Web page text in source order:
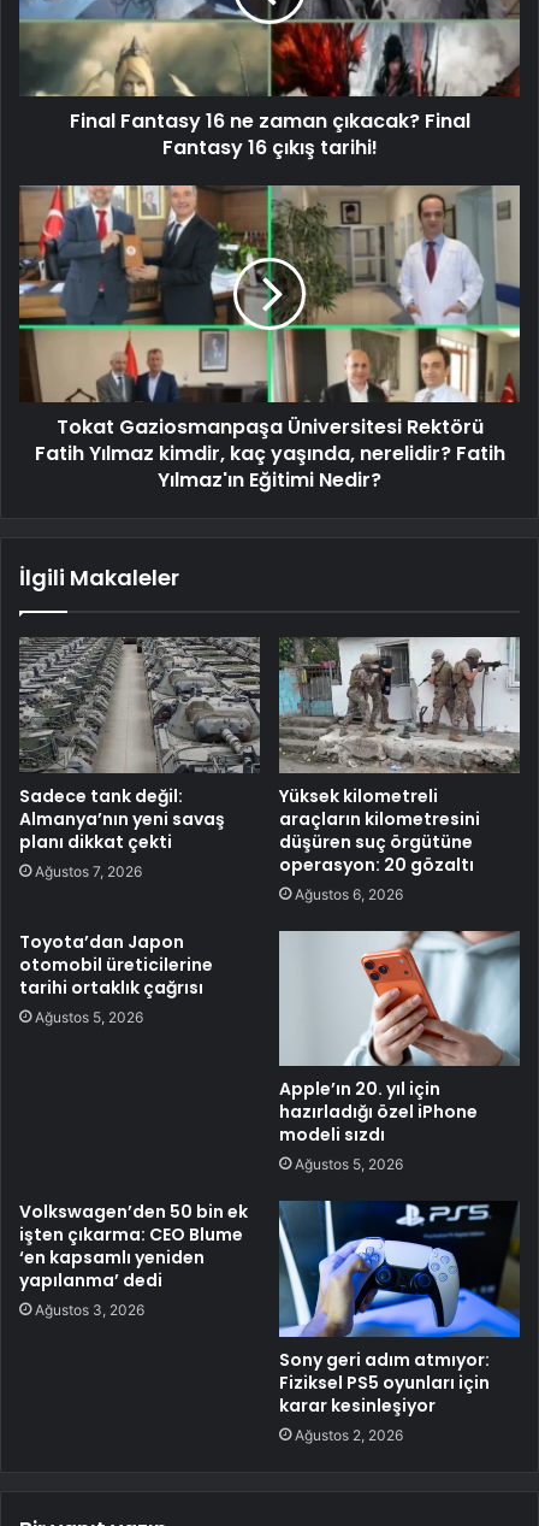
Final Fantasy 16 ne zaman çıkacak? Final
Fantasy 16 çıkış tarihi!
Tokat Gaziosmanpaşa Üniversitesi Rektörü
Fatih Yılmaz kimdir, kaç yaşında, nerelidir? Fatih
Yılmaz'ın Eğitimi Nedir?
İlgili Makaleler
Sadece tank değil:
Almanya’nın yeni savaş
planı dikkat çekti
Ağustos 7, 2026
Yüksek kilometreli
araçların kilometresini
düşüren suç örgütüne
operasyon: 20 gözaltı
Ağustos 6, 2026
Toyota’dan Japon
otomobil üreticilerine
tarihi ortaklık çağrısı
Ağustos 5, 2026
Apple’ın 20. yıl için
hazırladığı özel iPhone
modeli sızdı
Ağustos 5, 2026
Volkswagen’den 50 bin ek
işten çıkarma: CEO Blume
‘en kapsamlı yeniden
yapılanma’ dedi
Ağustos 3, 2026
Sony geri adım atmıyor:
Fiziksel PS5 oyunları için
karar kesinleşiyor
Ağustos 2, 2026